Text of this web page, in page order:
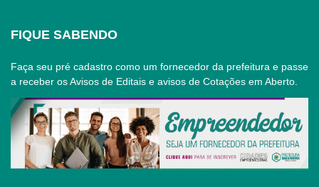
FIQUE SABENDO
Faça seu pré cadastro como um fornecedor da prefeitura e passe
a receber os Avisos de Editais e avisos de Cotações em Aberto.